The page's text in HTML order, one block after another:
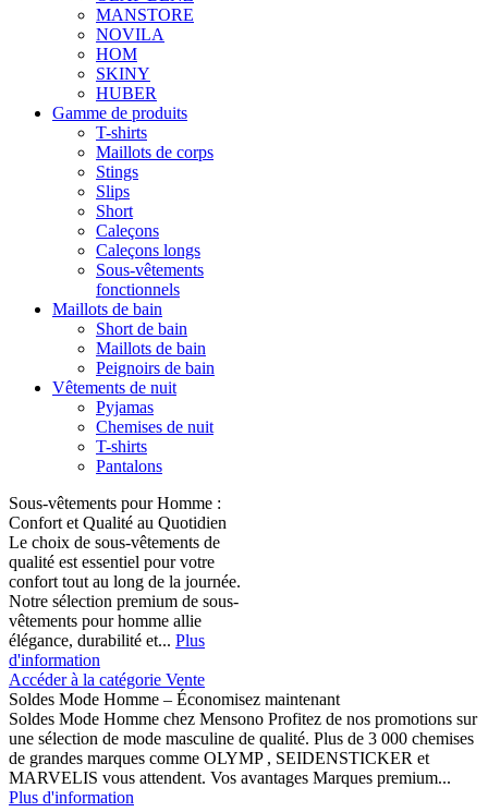
MANSTORE
NOVILA
HOM
SKINY
HUBER
Gamme de produits
T-shirts
Maillots de corps
Stings
Slips
Short
Caleçons
Caleçons longs
Sous-vêtements
fonctionnels
Maillots de bain
Short de bain
Maillots de bain
Peignoirs de bain
Vêtements de nuit
Pyjamas
Chemises de nuit
T-shirts
Pantalons
Sous-vêtements pour Homme :
Confort et Qualité au Quotidien
Le choix de sous-vêtements de
qualité est essentiel pour votre
confort tout au long de la journée.
Notre sélection premium de sous-
vêtements pour homme allie
élégance, durabilité et... Plus
d'information
Accéder à la catégorie Vente
Soldes Mode Homme – Économisez maintenant
Soldes Mode Homme chez Mensono Profitez de nos promotions sur
une sélection de mode masculine de qualité. Plus de 3 000 chemises
de grandes marques comme OLYMP , SEIDENSTICKER et
MARVELIS vous attendent. Vos avantages Marques premium...
Plus d'information